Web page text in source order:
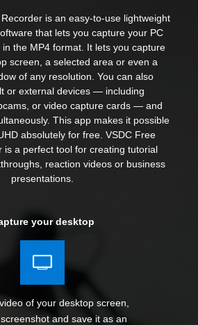
is an easy-to-use lightweight
that lets you capture your PC
the MP4 format. It lets you capture
screen, a selected area or even a
of any resolution. You can also
or external devices — including
or video capture cards — and
This app makes it possible
absolutely for free. VSDC Free
is a perfect tool for creating tutorial
reaction videos or business
presentations.
your desktop
of your desktop screen,
and save it as an